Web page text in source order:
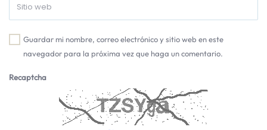
Guardar mi nombre, correo electrónico y sitio web en este
navegador para la próxima vez que haga un comentario.
Recaptcha